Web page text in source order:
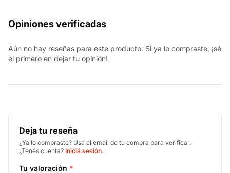
Opiniones verificadas
Aún no hay reseñas para este producto. Si ya lo compraste, ¡sé
el primero en dejar tu opinión!
Deja tu reseña
¿Ya lo compraste? Usá el email de tu compra para verificar.
¿Tenés cuenta? Iniciá sesión.
Tu valoración *